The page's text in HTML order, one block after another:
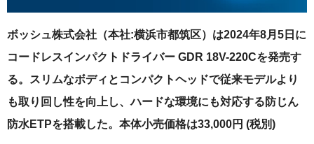
ボッシュ株式会社（本社:横浜市都筑区）は2024年8月5日に
コードレスインパクトドライバー GDR 18V-220Cを発売す
る。スリムなボディとコンパクトヘッドで従来モデルより
も取り回し性を向上し、ハードな環境にも対応する防じん
防水ETPを搭載した。本体小売価格は33,000円 (税別)